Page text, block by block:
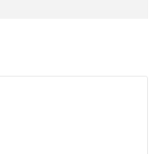
Mayıs ayından